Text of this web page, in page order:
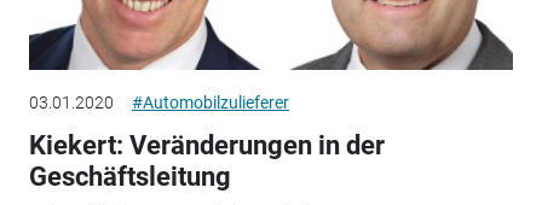
03.01.2020 #Automobilzulieferer
Kiekert: Veränderungen in der
Geschäftsleitung